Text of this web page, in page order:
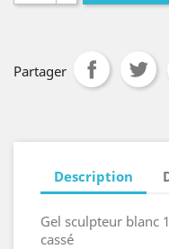
Partager
Description
Gel sculpteur blanc
cassé